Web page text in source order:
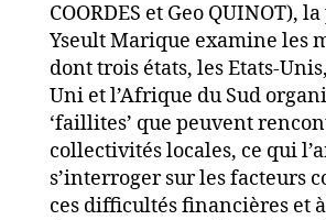
COORDES et Geo QUINOT),
Yseult Marique examine les
dont trois états, les Etats-
Uni et l’Afrique du Sud
‘faillites’ que peuvent
collectivités locales, ce qui
s’interroger sur les facteurs
ces difficultés financières et